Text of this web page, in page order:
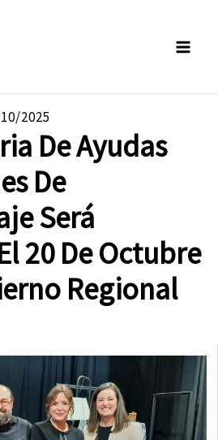
2025
De Ayudas
De
Será
20 De Octubre
Regional